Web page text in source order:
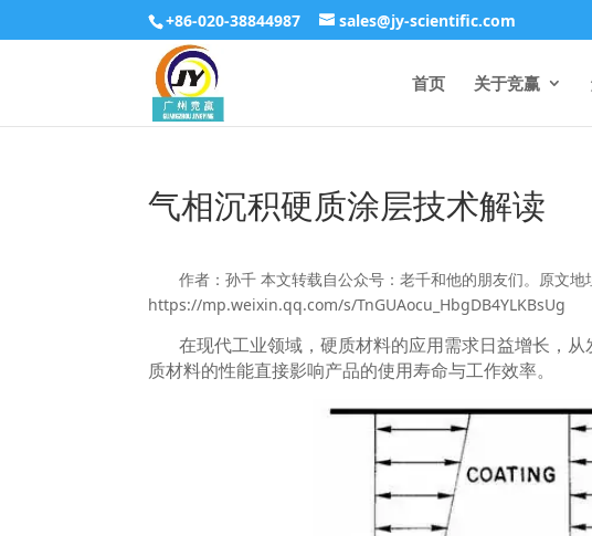
+86-020-38844987 sales@jy-scientific.com
首页 关于竞赢
气相沉积硬质涂层技术解读
作者：孙千 本文转载自公众号：老千和他的朋友们。原文地
https://mp.weixin.qq.com/s/TnGUAocu_HbgDB4YLKBsUg
在现代工业领域，硬质材料的应用需求日益增长，
质材料的性能直接影响产品的使用寿命与工作效率。